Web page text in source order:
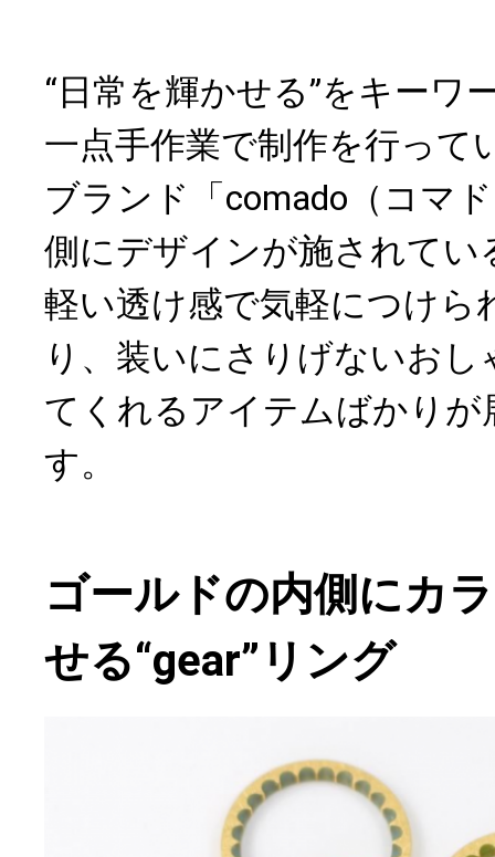
“日常を輝かせる”をキーワ
一点手作業で制作を行って
ブランド「comado（コマ
側にデザインが施されてい
軽い透け感で気軽につけら
り、装いにさりげないお
てくれるアイテムばかりが
す。
ゴールドの内側にカ
せる“gear”リング